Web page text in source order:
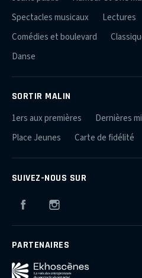
Spectacles musicaux
Lectures
Comédies et boulevard
Danse
SORTIR MALIN
1ers aux premières Dernières
Place Jeunes
Carte de fidélité
SUIVEZ-NOUS SUR
Facebook
PARTENAIRES